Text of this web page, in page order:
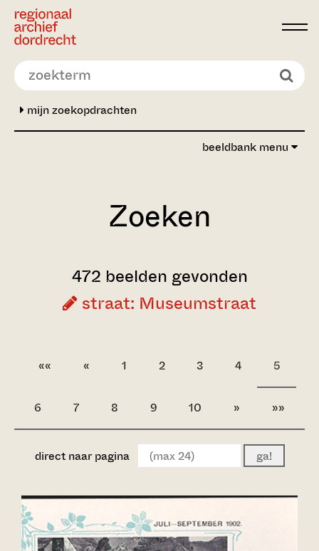
Ga direct naar de inhoud
mijn zoekopdrachten
beeldbank menu
Zoeken
472 beelden gevonden
straat: Museumstraat
«« « 1 2 3 4 5
6 7 8 9 10 » »»
direct naar pagina ga!